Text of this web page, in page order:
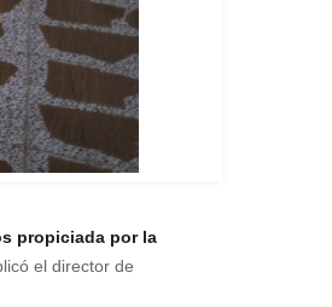
propiciada por la
el director de